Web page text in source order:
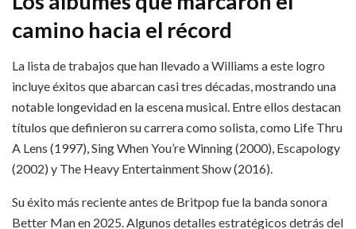
camino hacia el récord
La lista de trabajos que han llevado a Williams a este logro
incluye éxitos que abarcan casi tres décadas, mostrando una
notable longevidad en la escena musical. Entre ellos destacan
títulos que definieron su carrera como solista, como Life Thru
A Lens (1997), Sing When You’re Winning (2000), Escapology
(2002) y The Heavy Entertainment Show (2016).
Su éxito más reciente antes de Britpop fue la banda sonora
Better Man en 2025. Algunos detalles estratégicos detrás del